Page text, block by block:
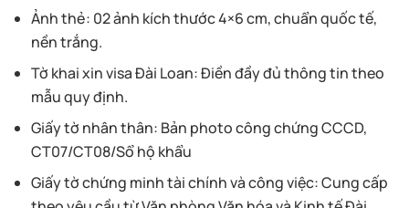
Ảnh thẻ: 02 ảnh kích thước 4×6 cm, chuẩn quốc tế,
nền trắng.
Tờ khai xin visa Đài Loan: Điền đầy đủ thông tin theo
mẫu quy định.
Giấy tờ nhân thân: Bản photo công chứng CCCD,
CT07/CT08/Sổ hộ khẩu
Giấy tờ chứng minh tài chính và công việc: Cung cấp